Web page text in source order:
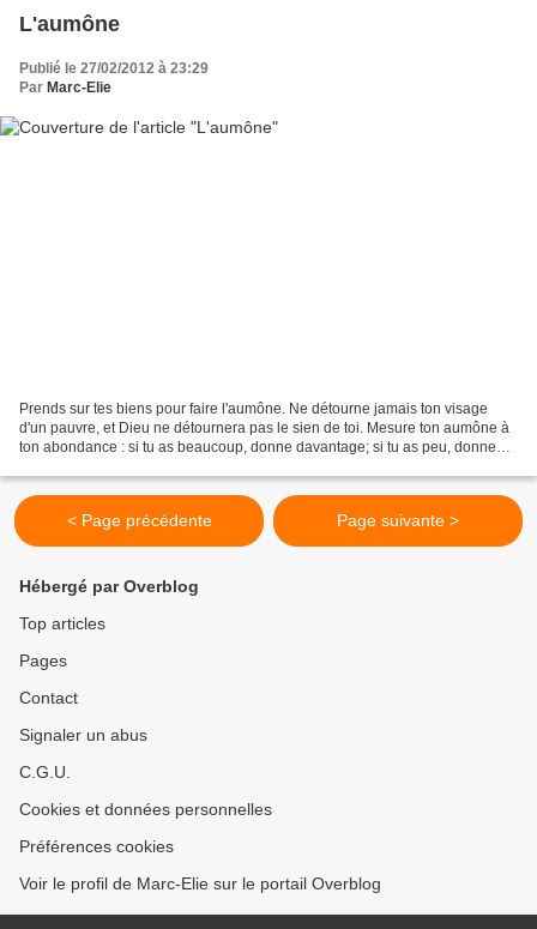
L'aumône
Publié le 27/02/2012 à 23:29
Par Marc-Elie
Prends sur tes biens pour faire l'aumône. Ne détourne jamais ton visage
d'un pauvre, et Dieu ne détournera pas le sien de toi. Mesure ton aumône à
ton abondance : si tu as beaucoup, donne davantage; si tu as peu, donne
< Page précédente Page suivante >
Hébergé par Overblog
Top articles
Pages
Contact
Signaler un abus
C.G.U.
Cookies et données personnelles
Préférences cookies
Voir le profil de Marc-Elie sur le portail Overblog